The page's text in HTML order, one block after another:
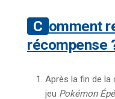
Comment recevoir votre
récompense
Après la fin de la
jeu Pokémon